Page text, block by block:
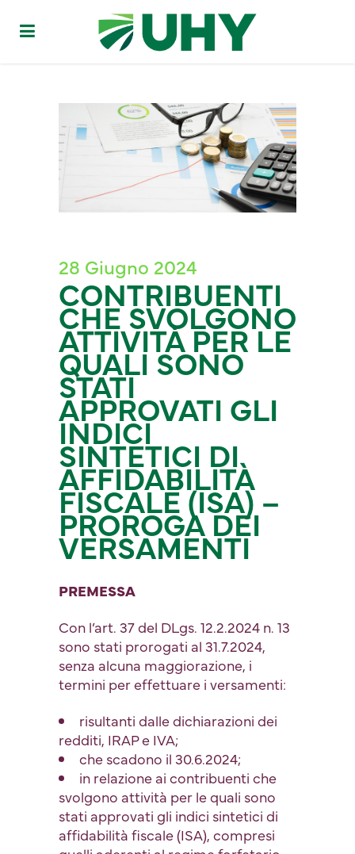
28 Giugno 2024
CONTRIBUENTI
CHE SVOLGONO
ATTIVITÀ PER LE
QUALI SONO
STATI
APPROVATI GLI
INDICI
SINTETICI DI
AFFIDABILITÀ
FISCALE (ISA) –
PROROGA DEI
VERSAMENTI
PREMESSA
Con l’art. 37 del DLgs. 12.2.2024 n. 13
sono stati prorogati al 31.7.2024,
senza alcuna maggiorazione, i
termini per effettuare i versamenti:
risultanti dalle dichiarazioni dei
redditi, IRAP e IVA;
che scadono il 30.6.2024;
in relazione ai contribuenti che
svolgono attività per le quali sono
stati approvati gli indici sintetici di
affidabilità fiscale (ISA), compresi